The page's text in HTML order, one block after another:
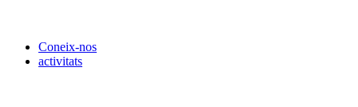
Coneix-nos
activitats